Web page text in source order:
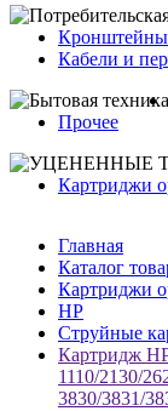
Кабели и
Прочее
Картриджи
Главная
Каталог
Картриджи
HP
Струйные
Картридж
1110/2130/
3830/3831/